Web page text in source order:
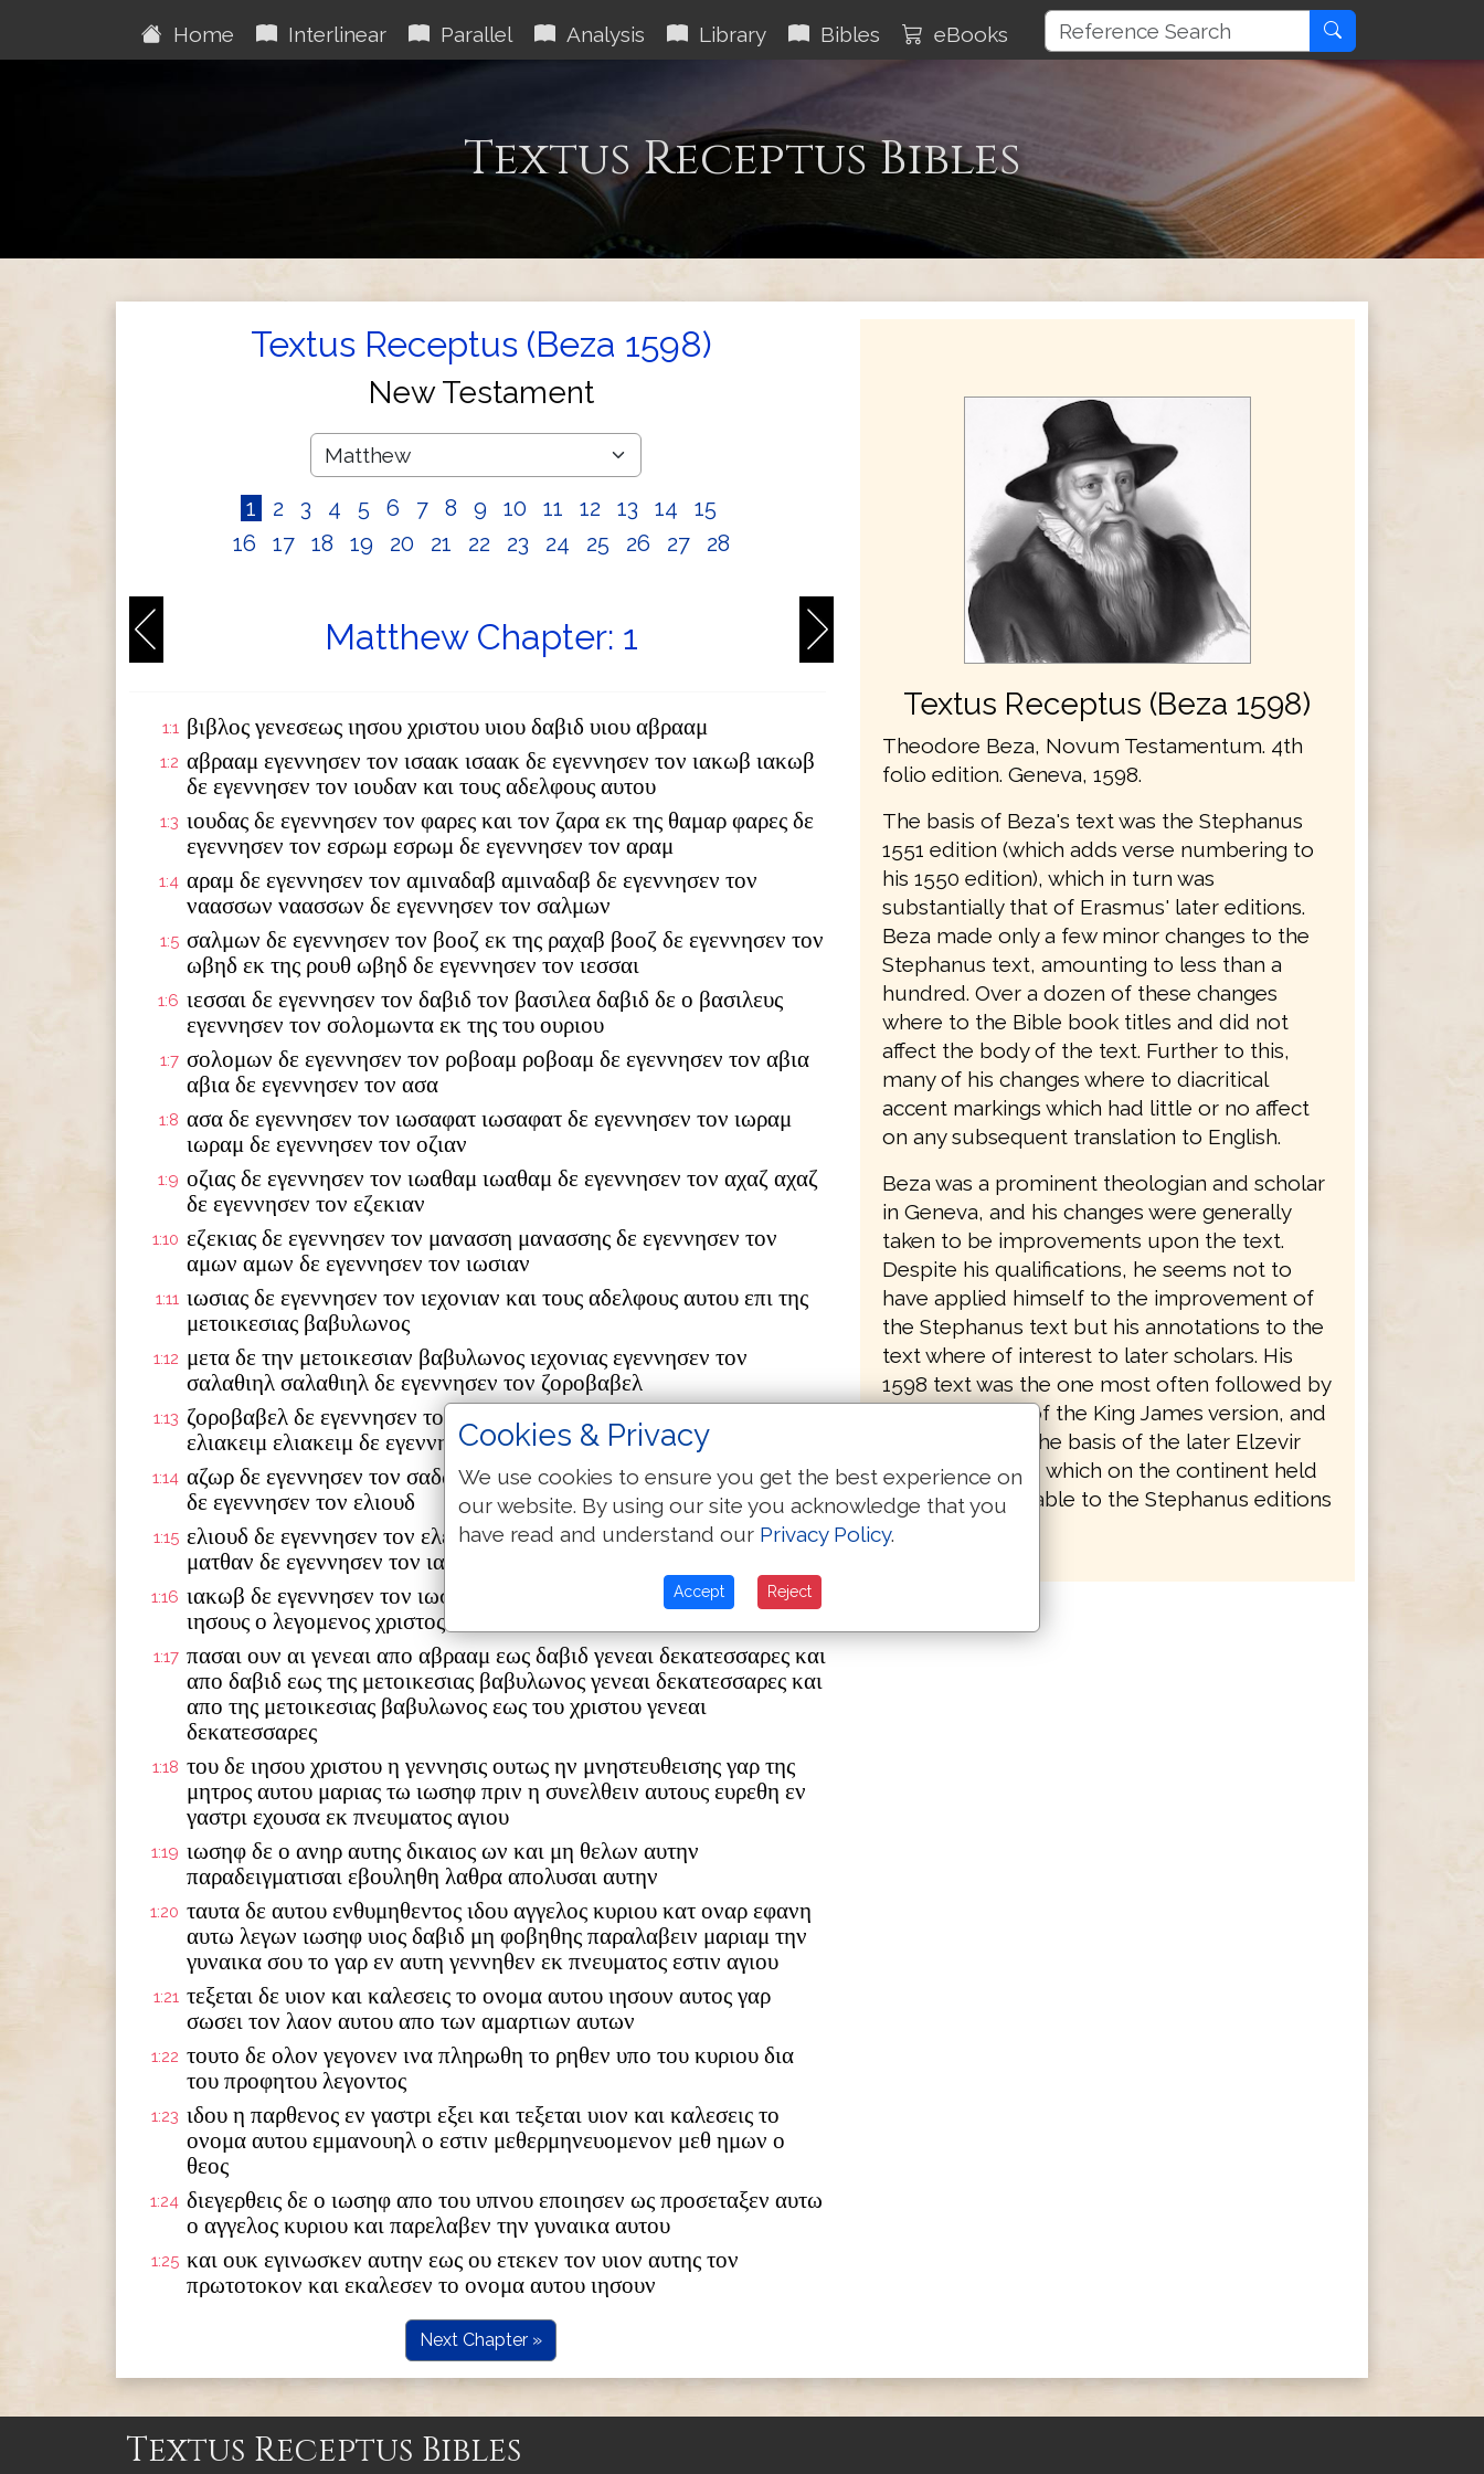
Home Interlinear Parallel Analysis Library Bibles eBooks
Textus Receptus Bibles
Textus Receptus (Beza 1598)
New Testament
1 2 3 4 5 6 7 8 9 10 11 12 13 14
15
16
17 18 19 20 21 22 23 24 25 26 27 28
Matthew Chapter: 1
1:1 βιβλος γενεσεως ιησου χριστου υιου δαβιδ υιου αβρααμ
1:2 αβρααμ εγεννησεν τον ισαακ ισαακ δε εγεννησεν τον ιακωβ ιακωβ
δε εγεννησεν τον ιουδαν και τους αδελφους αυτου
1:3 ιουδας δε εγεννησεν τον φαρες και τον ζαρα εκ της θαμαρ φαρες δε
εγεννησεν τον εσρωμ εσρωμ δε εγεννησεν τον αραμ
1:4 αραμ δε εγεννησεν τον αμιναδαβ αμιναδαβ δε εγεννησεν τον
ναασσων ναασσων δε εγεννησεν τον σαλμων
1:5 σαλμων δε εγεννησεν τον βοοζ εκ της ραχαβ βοοζ δε εγεννησεν τον
ωβηδ εκ της ρουθ ωβηδ δε εγεννησεν τον ιεσσαι
1:6 ιεσσαι δε εγεννησεν τον δαβιδ τον βασιλεα δαβιδ δε ο βασιλευς
εγεννησεν τον σολομωντα εκ της του ουριου
1:7 σολομων δε εγεννησεν τον ροβοαμ ροβοαμ δε εγεννησεν τον αβια
αβια δε εγεννησεν τον ασα
1:8 ασα δε εγεννησεν τον ιωσαφατ ιωσαφατ δε εγεννησεν τον ιωραμ
ιωραμ δε εγεννησεν τον οζιαν
1:9 οζιας δε εγεννησεν τον ιωαθαμ ιωαθαμ δε εγεννησεν τον αχαζ αχαζ
δε εγεννησεν τον εζεκιαν
1:10 εζεκιας δε εγεννησεν τον μανασση μανασσης δε εγεννησεν τον
αμων αμων δε εγεννησεν τον ιωσιαν
1:11 ιωσιας δε εγεννησεν τον ιεχονιαν και τους αδελφους αυτου επι της
μετοικεσιας βαβυλωνος
1:12 μετα δε την μετοικεσιαν βαβυλωνος ιεχονιας εγεννησεν τον
σαλαθιηλ σαλαθιηλ δε εγεννησεν τον ζοροβαβελ
1:13 ζοροβαβελ δε εγεννησεν τον αβιουδ αβιουδ δε εγεννησεν τον
ελιακειμ ελιακειμ δε εγεννησεν τον αζωρ
1:14 αζωρ δε εγεννησεν τον σαδωκ σαδωκ δε εγεννησεν τον αχειμ αχειμ
δε εγεννησεν τον ελιουδ
1:15 ελιουδ δε εγεννησεν τον ελεαζαρ ελεαζαρ δε εγεννησεν τον ματθαν
ματθαν δε εγεννησεν τον ιακωβ
1:16 ιακωβ δε εγεννησεν τον ιωσηφ τον ανδρα μαριας εξ ης εγεννηθη
ιησους ο λεγομενος χριστος
1:17 πασαι ουν αι γενεαι απο αβρααμ εως δαβιδ γενεαι δεκατεσσαρες και
απο δαβιδ εως της μετοικεσιας βαβυλωνος γενεαι δεκατεσσαρες και
απο της μετοικεσιας βαβυλωνος εως του χριστου γενεαι
δεκατεσσαρες
1:18 του δε ιησου χριστου η γεννησις ουτως ην μνηστευθεισης γαρ της
μητρος αυτου μαριας τω ιωσηφ πριν η συνελθειν αυτους ευρεθη εν
γαστρι εχουσα εκ πνευματος αγιου
1:19 ιωσηφ δε ο ανηρ αυτης δικαιος ων και μη θελων αυτην
παραδειγματισαι εβουληθη λαθρα απολυσαι αυτην
1:20 ταυτα δε αυτου ενθυμηθεντος ιδου αγγελος κυριου κατ οναρ εφανη
αυτω λεγων ιωσηφ υιος δαβιδ μη φοβηθης παραλαβειν μαριαμ την
γυναικα σου το γαρ εν αυτη γεννηθεν εκ πνευματος εστιν αγιου
1:21 τεξεται δε υιον και καλεσεις το ονομα αυτου ιησουν αυτος γαρ
σωσει τον λαον αυτου απο των αμαρτιων αυτων
1:22 τουτο δε ολον γεγονεν ινα πληρωθη το ρηθεν υπο του κυριου δια
του προφητου λεγοντος
1:23 ιδου η παρθενος εν γαστρι εξει και τεξεται υιον και καλεσεις το
ονομα αυτου εμμανουηλ ο εστιν μεθερμηνευομενον μεθ ημων ο
θεος
1:24 διεγερθεις δε ο ιωσηφ απο του υπνου εποιησεν ως προσεταξεν αυτω
ο αγγελος κυριου και παρελαβεν την γυναικα αυτου
1:25 και ουκ εγινωσκεν αυτην εως ου ετεκεν τον υιον αυτης τον
πρωτοτοκον και εκαλεσεν το ονομα αυτου ιησουν
Next Chapter »
Textus Receptus (Beza 1598)
Theodore Beza, Novum Testamentum. 4th
folio edition. Geneva, 1598.
The basis of Beza's text was the Stephanus
1551 edition (which adds verse numbering to
his 1550 edition), which in turn was
substantially that of Erasmus' later editions.
Beza made only a few minor changes to the
Stephanus text, amounting to less than a
hundred. Over a dozen of these changes
where to the Bible book titles and did not
affect the body of the text. Further to this,
many of his changes where to diacritical
accent markings which had little or no affect
on any subsequent translation to English.
Beza was a prominent theologian and scholar
in Geneva, and his changes were generally
taken to be improvements upon the text.
Despite his qualifications, he seems not to
have applied himself to the improvement of
the Stephanus text but his annotations to the
text where of interest to later scholars. His
1598 text was the one most often followed by
the translators of the King James version, and
it also became the basis of the later Elzevir
editions of 1624, which on the continent held
a place comparable to the Stephanus editions
in England.
Textus Receptus Bibles
Cookies & Privacy
We use cookies to ensure you get the best experience on
our website. By using our site you acknowledge that you
have read and understand our Privacy Policy.
Accept Reject